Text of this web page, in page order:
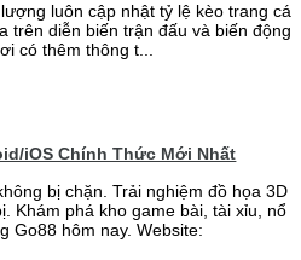
luôn cập nhật tỷ lệ kèo trang cá
trên diễn biến trận đấu và biến động
có thêm thông t...
iOS Chính Thức Mới Nhất
bị chặn. Trải nghiệm đồ họa 3D
Khám phá kho game bài, tài xỉu, nổ
Go88 hôm nay. Website: